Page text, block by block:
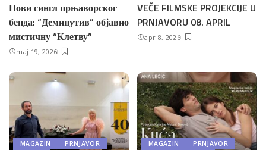
Нови сингл прњаворског
бенда: “Деминутив” објавио
мистичну “Клетву”
maj 19, 2026
VEČE FILMSKE PROJEKCIJE U
PRNJAVORU 08. APRIL
apr 8, 2026
MAGAZIN
PRNJAVOR
MAGAZIN
PRNJAVOR